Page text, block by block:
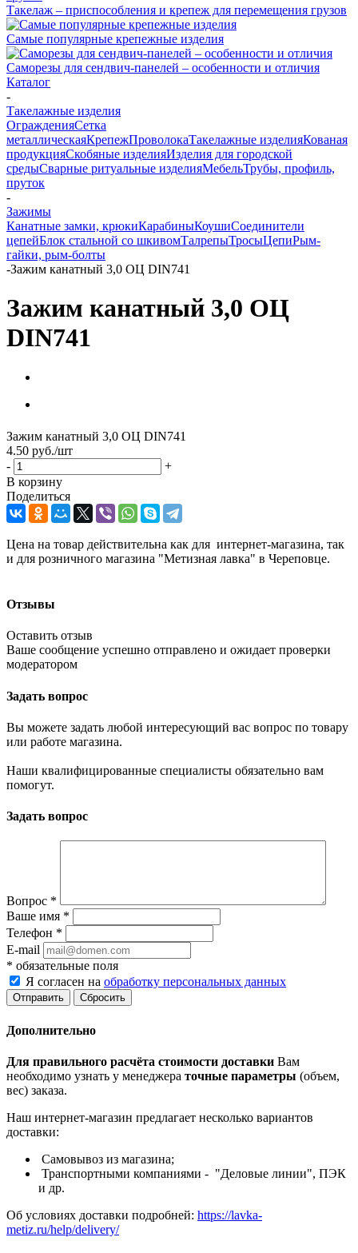
Такелаж – приспособления и крепеж для перемещения грузов
Самые популярные крепежные изделия
Саморезы для сендвич-панелей – особенности и отличия
Каталог
-
Такелажные изделия
ОгражденияСетка
металлическаяКрепежПроволокаТакелажные изделияКованая
продукцияСкобяные изделияИзделия для городской
средыСварные ритуальные изделияМебельТрубы, профиль,
пруток
-
Зажимы
Канатные замки, крюкиКарабиныКоушиСоединители
цепейБлок стальной со шкивомТалрепыТросыЦепиРым-
гайки, рым-болты
-Зажим канатный 3,0 ОЦ DIN741
Зажим канатный 3,0 ОЦ
DIN741
Зажим канатный 3,0 ОЦ DIN741
4.50 руб./шт
-
+
В корзину
Поделиться
Цена на товар действительна как для интернет-магазина, так
и для розничного магазина "Метизная лавка" в Череповце.
Отзывы
Оставить отзыв
Ваше сообщение успешно отправлено и ожидает проверки
модератором
Задать вопрос
Вы можете задать любой интересующий вас вопрос по товару
или работе магазина.
Наши квалифицированные специалисты обязательно вам
помогут.
Задать вопрос
Вопрос *
Ваше имя *
Телефон *
E-mail
* обязательные поля
Я согласен на обработку персональных данных
Сбросить
Дополнительно
Для правильного расчёта стоимости доставки Вам
необходимо узнать у менеджера точные параметры (объем,
вес) заказа.
Наш интернет-магазин предлагает несколько вариантов
доставки:
Самовывоз из магазина;
Транспортными компаниями - "Деловые линии", ПЭК
и др.
Об условиях доставки подробней: https://lavka-
metiz.ru/help/delivery/